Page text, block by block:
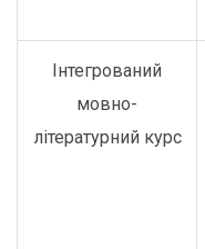
Інтегрований
мовно-
літературний курс